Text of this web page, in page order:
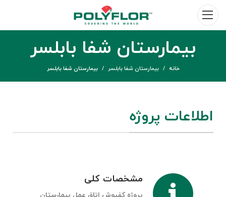
بیمارستان شفا بابلسر
خانه بیمارستان شفا بابلسر بیمارستان شفا بابلسر
اطلاعات پروژه
مشخصات کلی